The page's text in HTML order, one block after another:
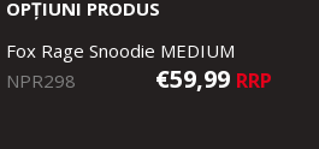
OPȚIUNI PRODUS
Fox Rage Snoodie MEDIUM
NPR298
€59,99 RRP